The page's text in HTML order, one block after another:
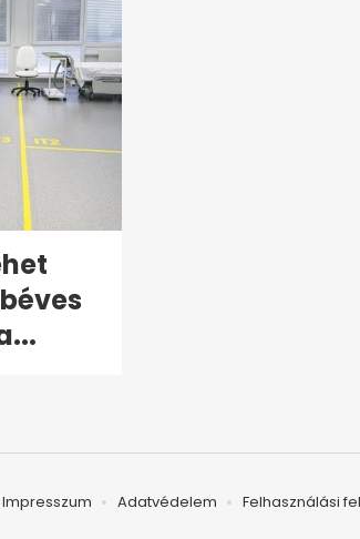
Impresszum Adatvédelem Felhasználási